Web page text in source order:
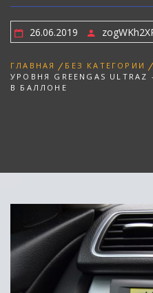
26.06.2019
ГЛАВНАЯ БЕЗ КАТЕГОРИИ
УРОВНЯ GREENGAS
В БАЛЛОНЕ